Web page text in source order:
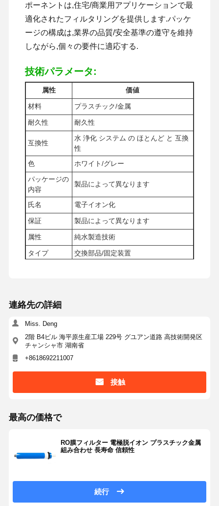
ホーム 製品 ビデオ
私たちについ
工場見学
Ultrapure水機械
ポーネントは,住宅/商業用アプリケーションで最
適化されたフィルタリングを提供します.パッケ
ージの構成は,業界の品質/安全基準の遵守を維持
しながら,個々の要件に適応する.
技術パラメータ:
属性 価値
材料 プラスチック/金属
耐久性 耐久性
互換性
水 浄化 システム の ほとんど と 互換
性
色
ホワイト/グレー
パッケージの
内容
製品によって異なります
氏名 電子イオン化
保証 製品によって異なります
属性 純水製造技術
タイプ 交換部品/固定装置
連絡先の詳細
Miss. Deng
2階 B4ビル 海平原生産工場 229号 グユアン道路 高技術開発区
チャンシャ市 湖南省
+8618692211007
接触
最高の価格で
RO膜フィルター 電極脱イオン プラスチック金属
組み合わせ 長寿命 信頼性
続行